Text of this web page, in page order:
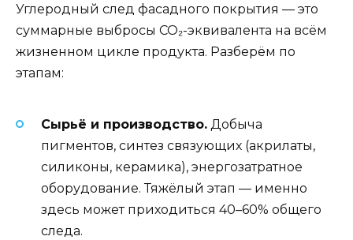
Углеродный след фасадного покрытия — это
суммарные выбросы CO₂-эквивалента на всём
жизненном цикле продукта. Разберём по
этапам:
Сырьё и производство. Добыча
пигментов, синтез связующих (акрилаты,
силиконы, керамика), энергозатратное
оборудование. Тяжёлый этап — именно
здесь может приходиться 40–60% общего
следа.